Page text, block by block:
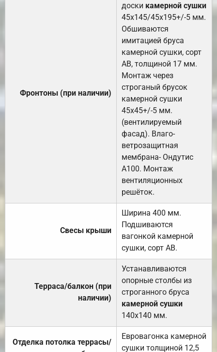
Фронтоны (при наличии)
доски камерной сушки
45х145/45х195+/-5 мм.
Обшиваются
имитацией бруса
камерной сушки, сорт
АВ, толщиной 17 мм.
Монтаж через
строганый брусок
камерной сушки
45х45+/-5 мм.
(вентилируемый
фасад). Влаго-
ветрозащитная
мембрана- Ондутис
А100. Монтаж
вентиляционных
решёток.
Свесы крыши
Ширина 400 мм.
Подшиваются
вагонкой камерной
сушки, сорт АВ.
Терраса/балкон (при
наличии)
Устанавливаются
опорные столбы из
строганного бруса
камерной сушки
140х140 мм.
Отделка потолка террасы/
Евровагонка камерной
сушки толщиной 12,5